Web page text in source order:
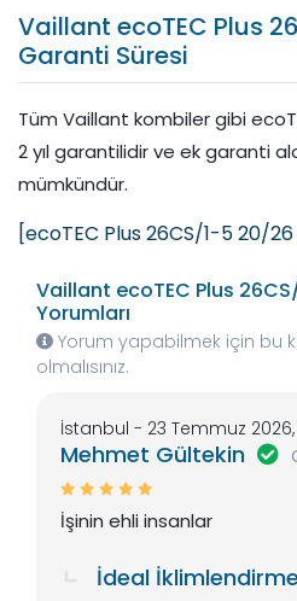
Vaillant ecoTEC Plus
Garanti Süresi
Tüm Vaillant kombiler gibi
2 yıl garantilidir ve ek garanti
mümkündür.
[ecoTEC Plus 26CS/1-5 20/
Vaillant ecoTEC Plus
Yorumları
Yorum yapabilmek için bu
olmalısınız.
İstanbul - 23 Temmuz
Mehmet Gültekin
İşinin ehli insanlar
İdeal İklimlendirme